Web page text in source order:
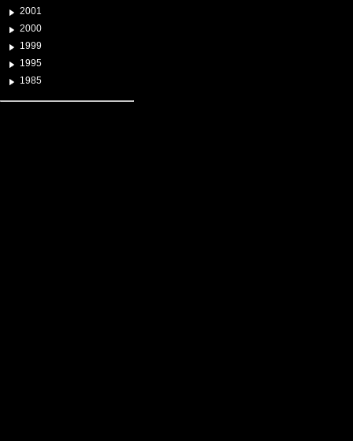
2001
2000
1999
1995
1985